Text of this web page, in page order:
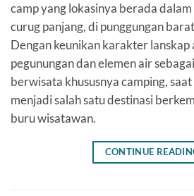
camp yang lokasinya berada
curug panjang, di punggungan
Dengan keunikan karakter lanskap
pegunungan dan elemen air
berwisata khususnya camping,
menjadi salah satu destinasi
buru wisatawan.
CONTINUE